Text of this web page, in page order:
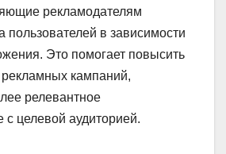
рекламодателям
пользователей в зависимости
Это помогает повысить
кампаний,
релевантное
с целевой аудиторией.